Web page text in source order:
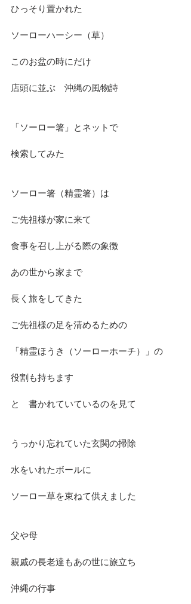
ひっそり置かれた
ソーローハーシー（草）
このお盆の時にだけ
店頭に並ぶ　沖縄の風物詩
「ソーロー箸」とネットで
検索してみた
ソーロー箸（精霊箸）は
ご先祖様が家に来て
食事を召し上がる際の象徴
あの世から家まで
長く旅をしてきた
ご先祖様の足を清めるための
「精霊ほうき（ソーローホーチ）」の
役割も持ちます
と　書かれていているのを見て
うっかり忘れていた玄関の掃除
水をいれたボールに
ソーロー草を束ねて供えました
父や母
親戚の長老達もあの世に旅立ち
沖縄の行事